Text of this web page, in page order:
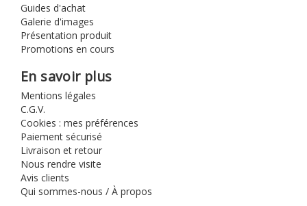
Guides d'achat
Galerie d'images
Présentation produit
Promotions en cours
En savoir plus
Mentions légales
C.G.V.
Cookies : mes préférences
Paiement sécurisé
Livraison et retour
Nous rendre visite
Avis clients
Qui sommes-nous / À propos